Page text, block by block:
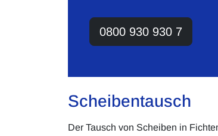
0800 930 930 7
Scheibentausch
Der Tausch von Scheiben in